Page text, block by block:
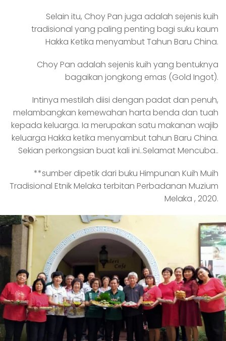
Selain itu, Choy Pan juga adalah sejenis kuih
tradisional yang paling penting bagi suku kaum
Hakka Ketika menyambut Tahun Baru China.
Choy Pan adalah sejenis kuih yang bentuknya
bagaikan jongkong emas (Gold Ingot).
Intinya mestilah diisi dengan padat dan penuh,
melambangkan kemewahan harta benda dan tuah
kepada keluarga. Ia merupakan satu makanan wajib
keluarga Hakka ketika menyambut tahun Baru China.
Sekian perkongsian buat kali ini..Selamat Mencuba..
**sumber dipetik dari buku Himpunan Kuih Muih
Tradisional Etnik Melaka terbitan Perbadanan Muzium
Melaka , 2020.